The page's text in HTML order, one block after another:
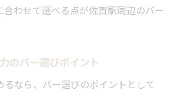
合わせて選べる点が佐賀駅周辺のバー
のバー選びポイント
るなら、バー選びのポイントとして